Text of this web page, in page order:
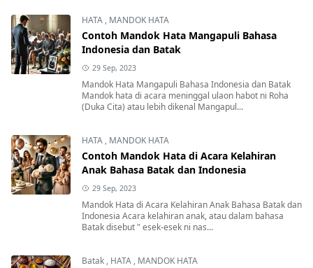
HATA , MANDOK HATA
Contoh Mandok Hata Mangapuli Bahasa
Indonesia dan Batak
29 Sep, 2023
Mandok Hata Mangapuli Bahasa Indonesia dan Batak
Mandok hata di acara meninggal ulaon habot ni Roha
(Duka Cita) atau lebih dikenal Mangapul...
HATA , MANDOK HATA
Contoh Mandok Hata di Acara Kelahiran
Anak Bahasa Batak dan Indonesia
29 Sep, 2023
Mandok Hata di Acara Kelahiran Anak Bahasa Batak dan
Indonesia Acara kelahiran anak, atau dalam bahasa
Batak disebut " esek-esek ni nas...
Batak , HATA , MANDOK HATA